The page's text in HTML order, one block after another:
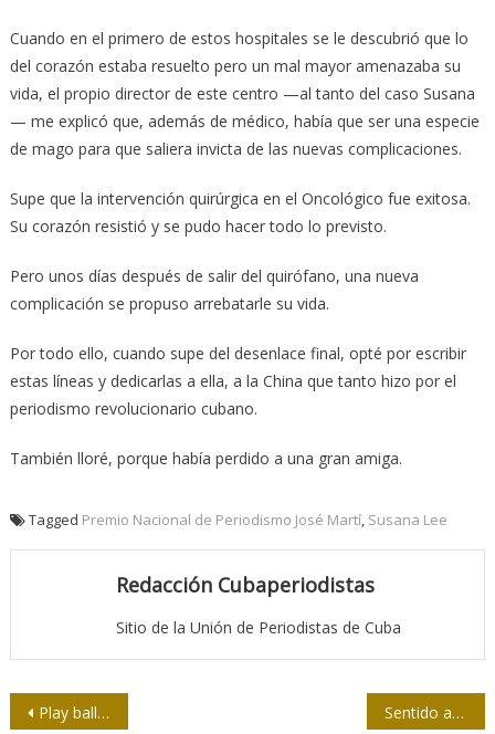
Cuando en el primero de estos hospitales se le descubrió que lo
del corazón estaba resuelto pero un mal mayor amenazaba su
vida, el propio director de este centro —al tanto del caso Susana
— me explicó que, además de médico, había que ser una especie
de mago para que saliera invicta de las nuevas complicaciones.
Supe que la intervención quirúrgica en el Oncológico fue exitosa.
Su corazón resistió y se pudo hacer todo lo previsto.
Pero unos días después de salir del quirófano, una nueva
complicación se propuso arrebatarle su vida.
Por todo ello, cuando supe del desenlace final, opté por escribir
estas líneas y dedicarlas a ella, a la China que tanto hizo por el
periodismo revolucionario cubano.
También lloré, porque había perdido a una gran amiga.
Tagged Premio Nacional de Periodismo José Martí, Susana Lee
Redacción Cubaperiodistas
Sitio de la Unión de Periodistas de Cuba
Navegación
Play ball! de nuevo en la prensa de Medios Nacionales Sentido adiós a Susana Lee